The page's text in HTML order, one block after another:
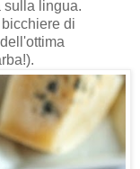
sulla lingua.
di